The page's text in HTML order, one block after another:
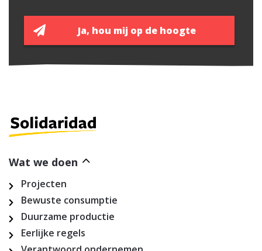
Wat we doen
Projecten
Bewuste consumptie
Duurzame productie
Eerlijke regels